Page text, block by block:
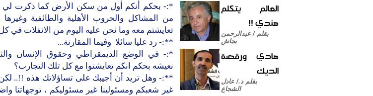
العالم يتكلم
هندي !!
بقلم / عبدالرحمن
بجاش
هادي ورقصة
الديك
بقلم د./ عادل
الشجاع
*:- بحكم أنكم أول من سكن الأرض كما ذكرت لي في
من المشاكل والحروب الأهلية والطائفية
تعايشتم معه وما نحن عليه اليوم من الانفلات في
**:- رد عليا سائلا وفيما المقارنة...
*:- في الوضع الديمقراطي وحقوق الإنسان
نعيشه بحكم انكم تعايشتوا مع كل تلك التجارب؟
**:- وهل تريد أن أجيبك على تساؤلاتك هذه !!..
غير شعبكم ومسئولينا غير مسئوليكم ، توجهاتنا